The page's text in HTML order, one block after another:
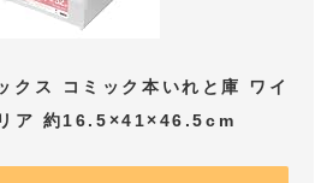
クス コミック本いれと庫 ワイ
ア 約16.5×41×46.5cm